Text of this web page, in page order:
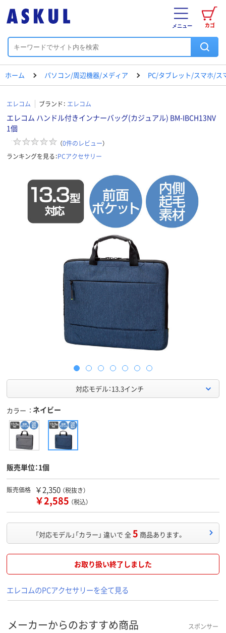
カゴ
メニュー
ホーム パソコン/周辺機器/メディア PC/タブレット/スマホ/ス
エレコム ブランド： エレコム
エレコム ハンドル付きインナーバッグ(カジュアル) BM-IBCH13NV
1個
（0件のレビュー）
ランキングを見る：PCアクセサリー
対応モデル：13.3インチ
カラー ネイビー
販売単位：1個
販売価格 ￥2,350 （税抜き）
￥2,585 （税込）
「対応モデル」「カラー」 違いで 全5 商品あります。
お取り扱い終了しました
エレコムのPCアクセサリーを全て見る
メーカーからのおすすめ商品 スポンサー